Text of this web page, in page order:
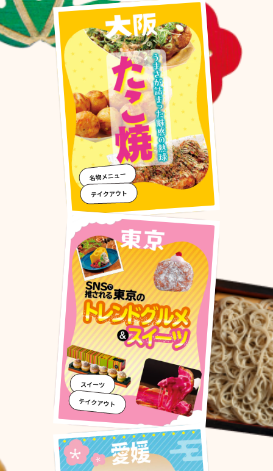
名物メニュー
テイクアウト
スイーツ
テイクアウト